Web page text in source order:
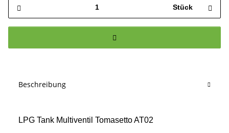
Stück
Beschreibung
LPG Tank Multiventil Tomasetto AT02